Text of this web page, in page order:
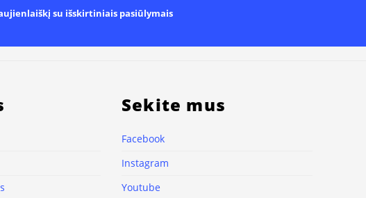
su išskirtiniais pasiūlymais
Sekite mus
Facebook
Instagram
Youtube